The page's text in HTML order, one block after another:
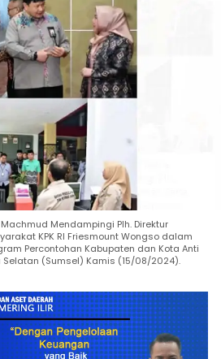
Mendampingi Plh. Direktur
KPK RI Friesmount Wongso dalam
Percontohan Kabupaten dan Kota Anti
Selatan (Sumsel) Kamis (15/08/2024).